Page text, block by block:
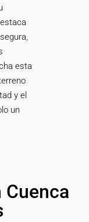
esta
y el
un
Cuenca